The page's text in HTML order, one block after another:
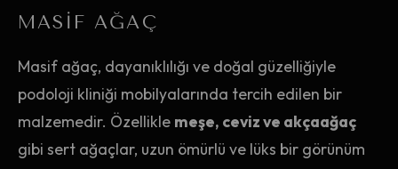
MASIF AĞAÇ
Masif ağaç, dayanıklılığı ve doğal güzelliğiyle
podoloji kliniği mobilyalarında tercih edilen bir
malzemedir. Özellikle meşe, ceviz ve akçaağaç
gibi sert ağaçlar, uzun ömürlü ve lüks bir görünüm